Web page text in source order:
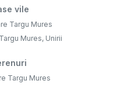
vile
Targu Mures
Mures, Unirii
Targu Mures